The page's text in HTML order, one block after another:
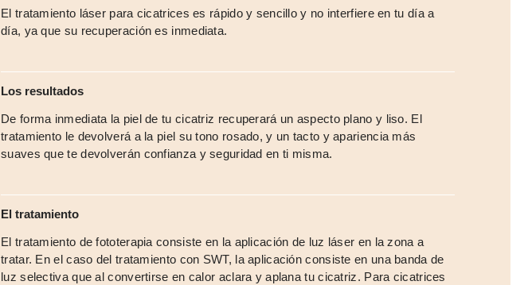
El tratamiento láser para cicatrices es rápido y sencillo y no interfiere en tu día a
día, ya que su recuperación es inmediata.
Los resultados
De forma inmediata la piel de tu cicatriz recuperará un aspecto plano y liso. El
tratamiento le devolverá a la piel su tono rosado, y un tacto y apariencia más
suaves que te devolverán confianza y seguridad en ti misma.
El tratamiento
El tratamiento de fototerapia consiste en la aplicación de luz láser en la zona a
tratar. En el caso del tratamiento con SWT, la aplicación consiste en una banda de
luz selectiva que al convertirse en calor aclara y aplana tu cicatriz. Para cicatrices